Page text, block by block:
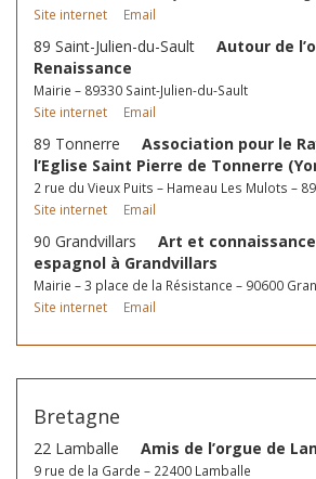
Site internet
Email
89 Saint-Julien-du-Sault Autour de
Renaissance
Mairie – 89330 Saint-Julien-du-Sault
Site internet
Email
89 Tonnerre Association pour le
l’Eglise Saint Pierre de Tonnerre
2 rue du Vieux Puits – Hameau Les Mulots –
Site internet
Email
90 Grandvillars Art et connaissance
espagnol à Grandvillars
Mairie – 3 place de la Résistance – 90600
Site internet
Email
Bretagne
22 Lamballe Amis de l’orgue de
9 rue de la Garde – 22400 Lamballe